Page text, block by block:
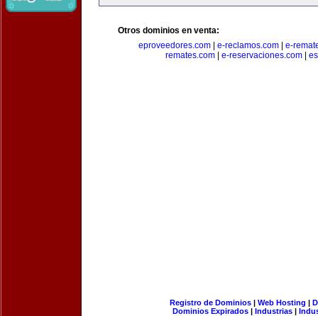
Otros dominios en venta:
eproveedores.com
e-reclamos.com
e-
remates.com| e-reservaciones.com|
Registro de Dominios| Web Hosting |
Dominios Expirados | Industrias |